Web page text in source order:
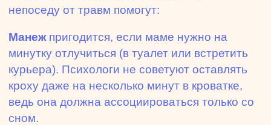
непоседу от травм помогут:
Манеж пригодится, если маме нужно на
минутку отлучиться (в туалет или встретить
курьера). Психологи не советуют оставлять
кроху даже на несколько минут в кроватке,
ведь она должна ассоциироваться только со
сном.